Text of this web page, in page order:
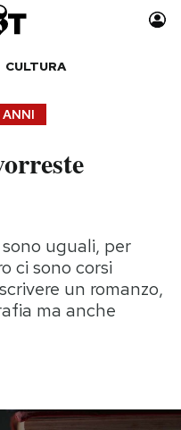
Libri
Ok Boomer!
Media
Europa
ANNI
CULTURA
uguali, per
ci sono corsi
un romanzo,
ma anche